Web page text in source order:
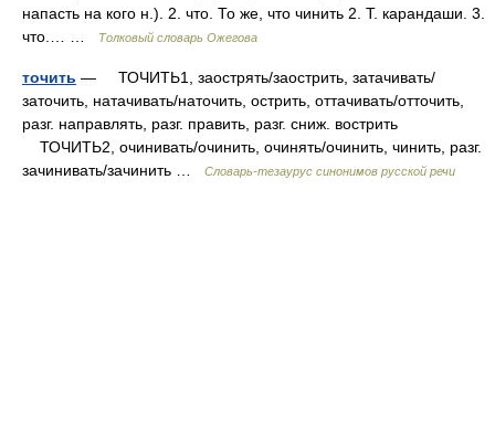
напасть на кого н.). 2. что. То же, что чинить 2. Т. карандаши. 3.
что.… …
Толковый словарь Ожегова
точить — ТОЧИТЬ1, заострять/заострить, затачивать/
заточить, натачивать/наточить, острить, оттачивать/отточить,
разг. направлять, разг. править, разг. сниж. вострить
ТОЧИТЬ2, очинивать/очинить, очинять/очинить, чинить, разг.
зачинивать/зачинить …
Словарь-тезаурус синонимов русской речи